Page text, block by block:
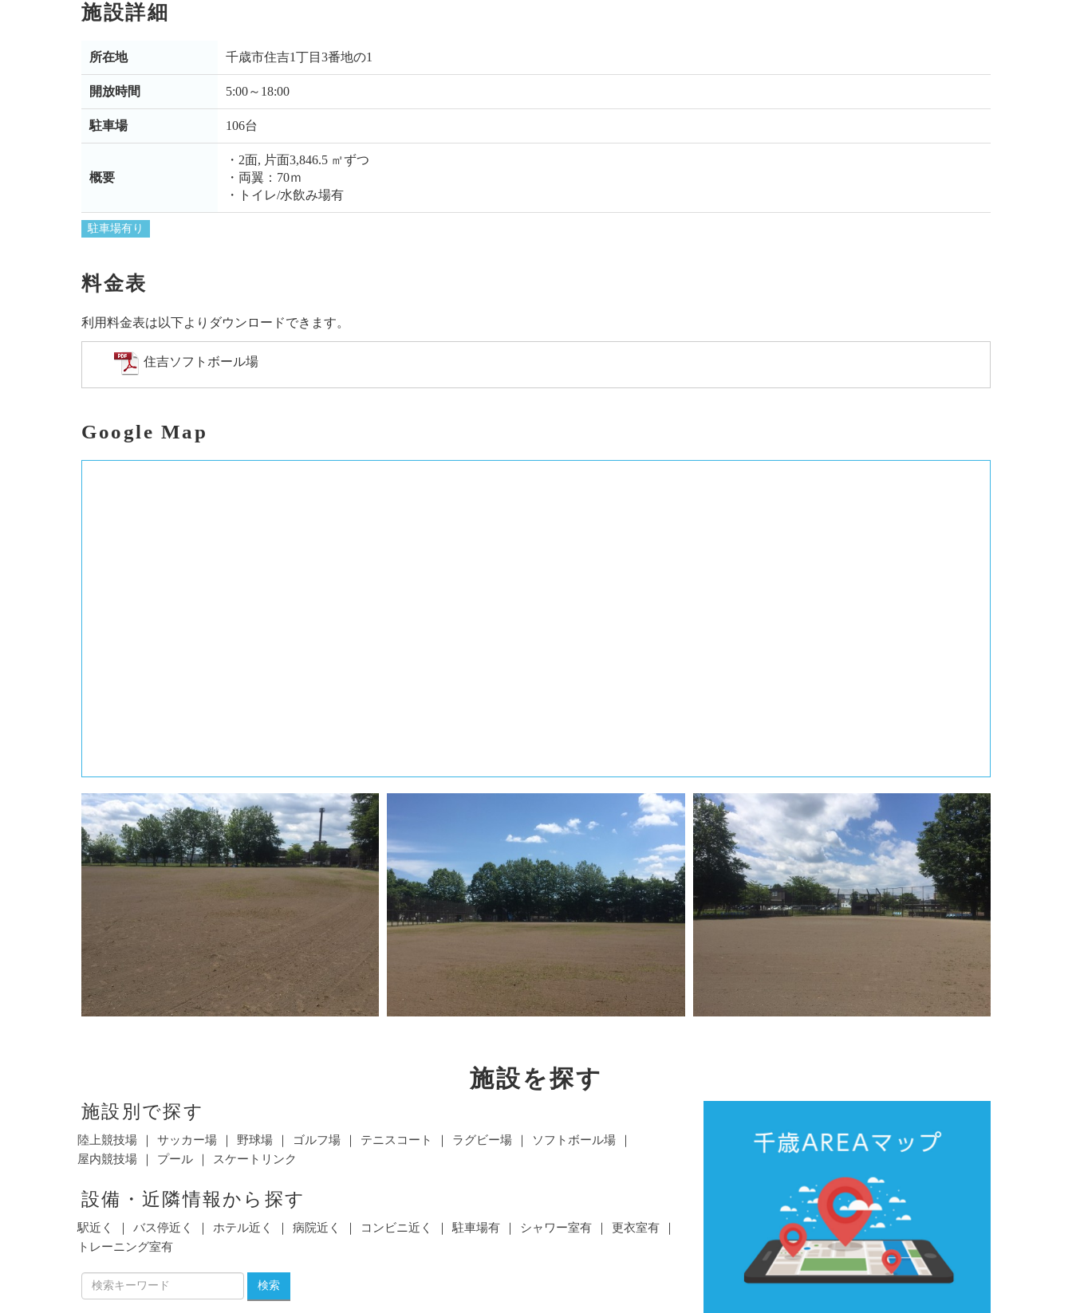
施設詳細
所在地 千歳市住吉1丁目3番地の1
開放時間 5:00～18:00
駐車場 106台
概要
・2面, 片面3,846.5 ㎡ずつ
・両翼：70ｍ
・トイレ/水飲み場有
駐車場有り
料金表
利用料金表は以下よりダウンロードできます。
住吉ソフトボール場
Google Map
施設を探す
施設別で探す
陸上競技場 サッカー場 野球場 ゴルフ場 テニスコート ラグビー場
ソフトボール場
屋内競技場
プール スケートリンク
設備・近隣情報から探す
駅近く バス停近く ホテル近く 病院近く コンビニ近く 駐車場有 シャワー室有
更衣室有
トレーニング室有
検索